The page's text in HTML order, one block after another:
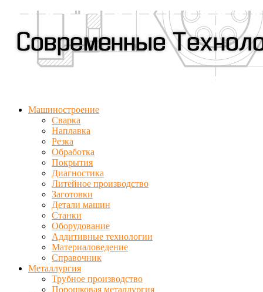
Машиностроение
Сварка
Наплавка
Резка
Обработка
Покрытия
Диагностика
Литейное производство
Заготовки
Детали машин
Станки
Оборудование
Аддитивные технологии
Материаловедение
Справочник
Металлургия
Трубное производство
Порошковая металлургия